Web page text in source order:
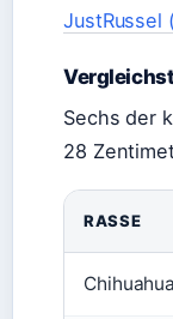
JustRussel
Sechs der
28
RASSE
Chihuahua